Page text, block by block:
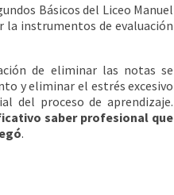
Básicos del Liceo Manuel
la instrumentos de evaluación
de eliminar las notas se
y eliminar el estrés excesivo
del proceso de aprendizaje.
saber profesional que
.